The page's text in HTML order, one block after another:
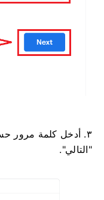
٣. أدخل كلمة مرور
"التالي".